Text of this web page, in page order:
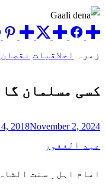
زمرہ اخلاقیات نقصان
کسی مسلمان
2018November 2, 2024
عبد الغفور
امام اہل ِ سنت